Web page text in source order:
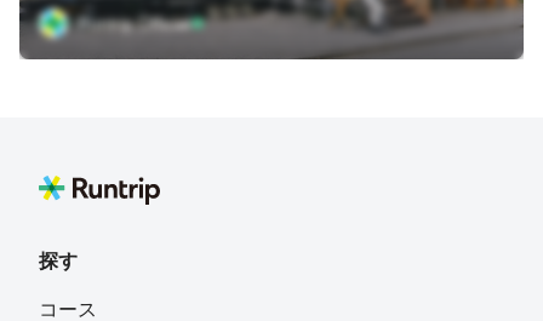
Runtrip Official
探す
コース